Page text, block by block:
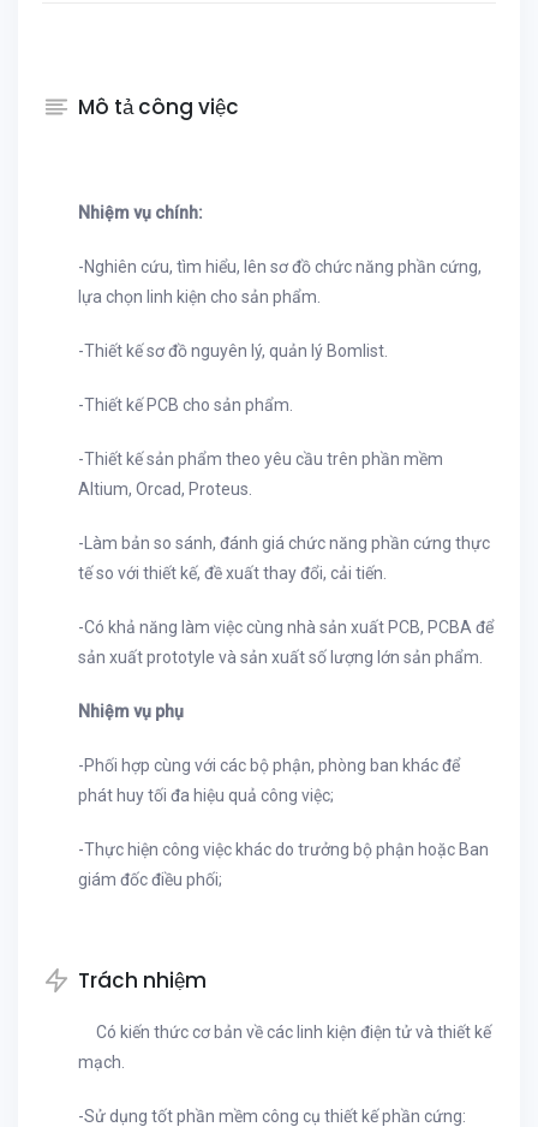
Mô tả công việc
Nhiệm vụ chính:
-Nghiên cứu, tìm hiểu, lên sơ đồ chức năng phần cứng,
lựa chọn linh kiện cho sản phẩm.
-Thiết kế sơ đồ nguyên lý, quản lý Bomlist.
-Thiết kế PCB cho sản phẩm.
-Thiết kế sản phẩm theo yêu cầu trên phần mềm
Altium, Orcad, Proteus.
- Làm bản so sánh, đánh giá chức năng phần cứng thực
tế so với thiết kế, đề xuất thay đổi, cải tiến.
-Có khả năng làm việc cùng nhà sản xuất PCB, PCBA để
sản xuất prototyle và sản xuất số lượng lớn sản phẩm.
Nhiệm vụ phụ
-Phối hợp cùng với các bộ phận, phòng ban khác để
phát huy tối đa hiệu quả công việc;
-Thực hiện công việc khác do trưởng bộ phận hoặc Ban
giám đốc điều phối;
Trách nhiệm
Có kiến thức cơ bản về các linh kiện điện tử và thiết kế
mạch.
-Sử dụng tốt phần mềm công cụ thiết kế phần cứng: